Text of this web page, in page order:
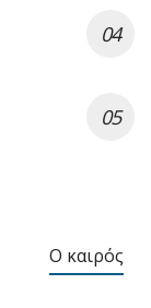
Ο καιρός